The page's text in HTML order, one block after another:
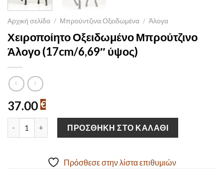
Αρχική σελίδα / Μπρούντζινα Οξειδωμένα / Άλογα
Χειροποίητο Οξειδωμένο Μπρούτζινο
Άλογο (17cm/6,69″ ύψος)
37.00 €
Χειροποίητο Οξειδωμένο Μπρούτζινο Άλογο (17cm/6,69"
ΠΡΟΣΘΉΚΗ ΣΤΟ ΚΑΛΆΘΙ
Πρόσθεσε στην λίστα επιθυμιών